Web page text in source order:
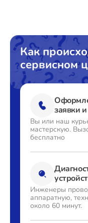
Как
сервисном
заявки
Вы или наш
мастерскую.
бесплатно
Инженеры
аппаратную,
около 60 минут.